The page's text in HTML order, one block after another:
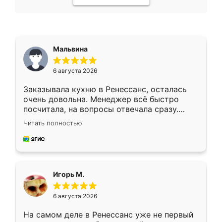
Мальвина
6 августа 2026
Заказывала кухню в Ренессанс, осталась
очень довольна. Менеджер всё быстро
посчитала, на вопросы отвечала сразу.
Замерщик приехал в субботу, подошёл к
делу со всей ответственностью. Собрали
за день, ребята работали аккуратно, даже
Читать полностью
Игорь М.
6 августа 2026
На самом деле в Ренессанс уже не первый